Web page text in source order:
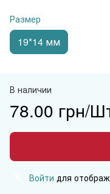
Размер
19*14 мм
В наличии
78.00 грн/
Войти для